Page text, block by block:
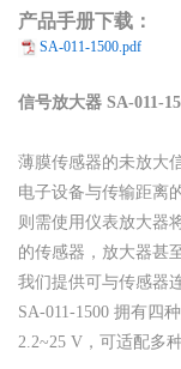
产品手册下载：
SA-011-1500.pdf
信号放大器 SA-011-
薄膜传感器的未放大
电子设备与传输距离
则需使用仪表放大器
的传感器，放大器甚
我们提供可与传感器
SA-011-1500 拥有四
2.2~25 V，可适配多